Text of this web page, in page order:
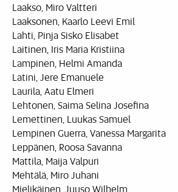
Laakso, Miro Valtteri
Laaksonen, Kaarlo Leevi Emil
Lahti, Pinja Sisko Elisabet
Laitinen, Iris Maria Kristiina
Lampinen, Helmi Amanda
Latini, Jere Emanuele
Laurila, Aatu Elmeri
Lehtonen, Saima Selina Josefina
Lemettinen, Luukas Samuel
Lempinen Guerra, Vanessa Margarita
Leppänen, Roosa Savanna
Mattila, Maija Valpuri
Mehtälä, Miro Juhani
Mielikäinen, Juuso Wilhelm